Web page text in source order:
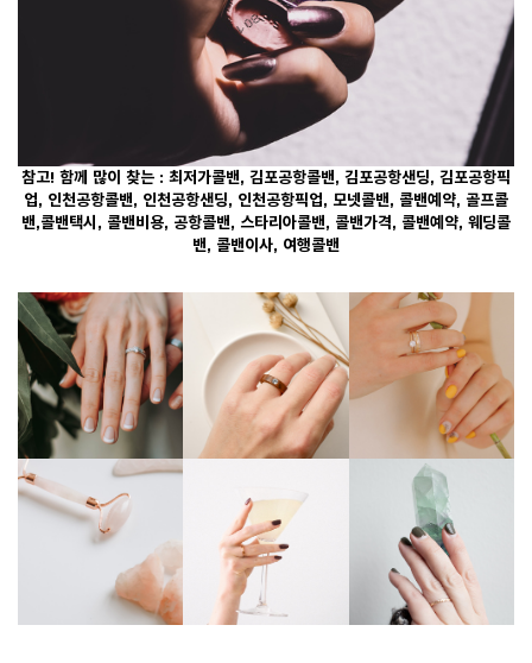
참고! 함께 많이 찾는 : 최저가콜밴, 김포공항콜밴, 김포공항샌딩, 김포공항픽
업, 인천공항콜밴, 인천공항샌딩, 인천공항픽업, 모넷콜밴, 콜밴예약, 골프콜
밴,콜밴택시, 콜밴비용, 공항콜밴, 스타리아콜밴, 콜밴가격, 콜밴예약, 웨딩콜
밴, 콜밴이사, 여행콜밴